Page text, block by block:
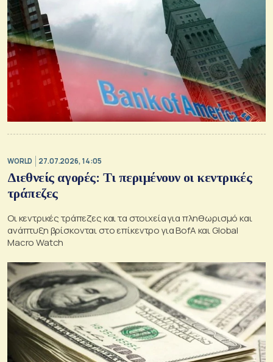
WORLD 27.07.2026, 14:05
Διεθνείς αγορές: Τι περιμένουν οι κεντρικές
τράπεζες
Οι κεντρικές τράπεζες και τα στοιχεία για πληθωρισμό και
ανάπτυξη βρίσκονται στο επίκεντρο για BofA και Global
Macro Watch